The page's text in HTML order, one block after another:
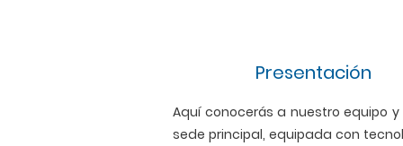
Presentación
Aquí conocerás a nuestro equipo
sede principal, equipada con